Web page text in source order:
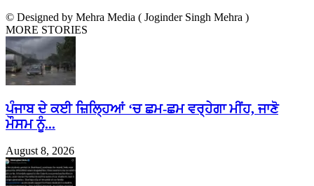
© Designed by Mehra Media ( Joginder Singh Mehra )
MORE STORIES
ਪੰਜਾਬ ਦੇ ਕਈ ਜ਼ਿਲ੍ਹਿਆਂ ‘ਚ ਛਮ-ਛਮ ਵਰ੍ਹੇਗਾ ਮੀਂਹ, ਜਾਣੋ
ਮੌਸਮ ਨੂੰ...
August 8, 2026